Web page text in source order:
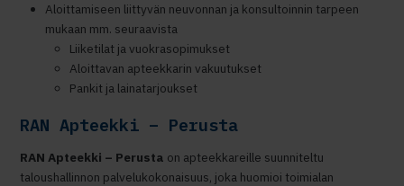
Aloittamiseen liittyvän neuvonnan ja konsultoinnin tarpeen
mukaan mm. seuraavista ​
Liiketilat ja vuokrasopimukset​
Aloittavan apteekkarin vakuutukset​
Pankit ja lainatarjoukset
RAN Apteekki – Perusta
RAN Apteekki – Perusta on apteekkareille suunniteltu
taloushallinnon palvelukokonaisuus, joka huomioi toimialan